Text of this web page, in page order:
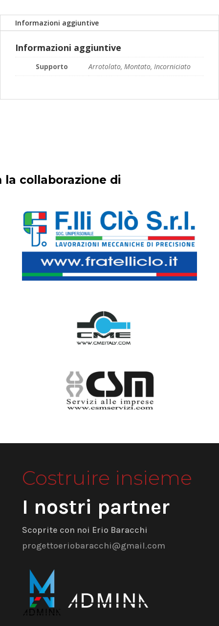
189,00€
Informazioni aggiuntive
Informazioni aggiuntive
Supporto Arrotolato, Montato, Incorniciato
la collaborazione di
Costruire insieme
I nostri partner
Scoprite con noi Erio Baracchi
progettoeriobaracchi@gmail.com